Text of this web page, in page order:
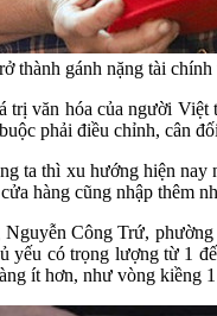
thành gánh nặng tài
trị văn hóa của người
phải điều chỉnh, cân
ta thì xu hướng hiện
hàng cũng nhập thêm
Công Trứ,
yếu có trọng lượng từ 1
ít hơn, như vòng kiềng